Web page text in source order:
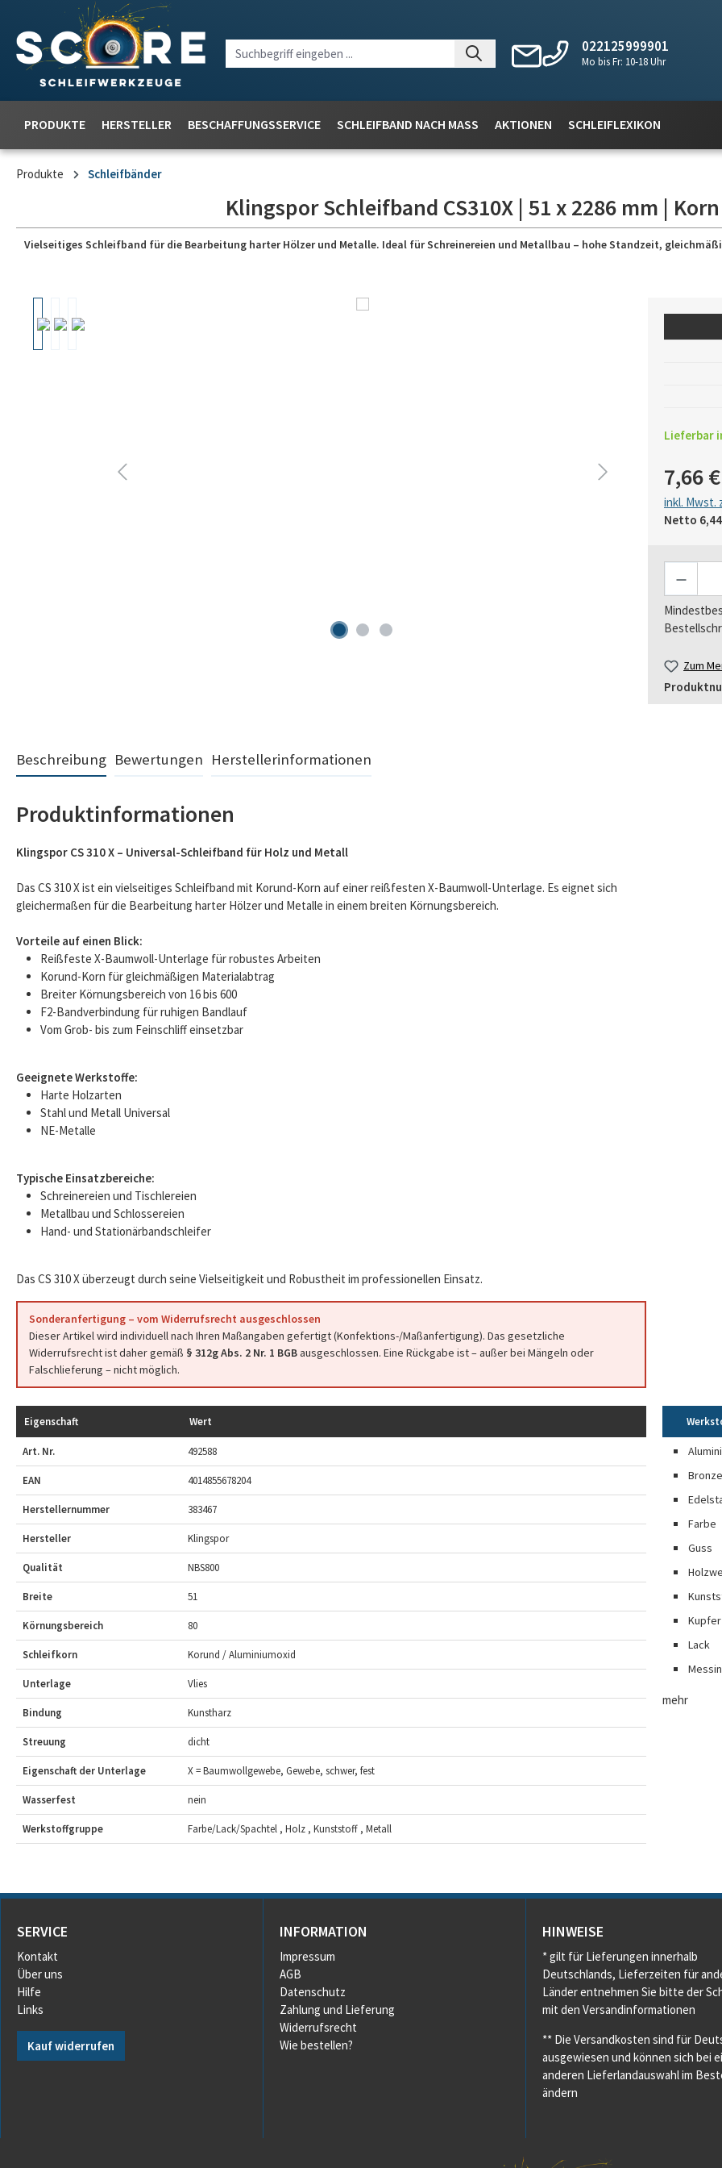
022125999901
Mo bis Fr: 10-18 Uhr
PRODUKTE HERSTELLER BESCHAFFUNGSSERVICE SCHLEIFBAND NACH MASS AKTIONEN SCHLEIFLEXIKON
Produkte Schleifbänder
Klingspor Schleifband CS310X | 51 x 2286 mm |
Vielseitiges Schleifband für die Bearbeitung harter Hölzer und Metalle. Ideal für Schreinereien und Metallbau – hohe Standzeit,
Lieferbar
7,66 €
inkl. Mwst.
Netto
Zum
Beschreibung Bewertungen Herstellerinformationen
Produktinformationen
Klingspor CS 310 X – Universal-Schleifband für Holz und Metall
Das CS 310 X ist ein vielseitiges Schleifband mit Korund-Korn auf einer reißfesten X-Baumwoll-Unterlage. Es eignet sich
gleichermaßen für die Bearbeitung harter Hölzer und Metalle in einem breiten Körnungsbereich.
Vorteile auf einen Blick:
Reißfeste X-Baumwoll-Unterlage für robustes Arbeiten
Korund-Korn für gleichmäßigen Materialabtrag
Breiter Körnungsbereich von 16 bis 600
F2-Bandverbindung für ruhigen Bandlauf
Vom Grob- bis zum Feinschliff einsetzbar
Geeignete Werkstoffe:
Harte Holzarten
Stahl und Metall Universal
NE-Metalle
Typische Einsatzbereiche:
Schreinereien und Tischlereien
Metallbau und Schlossereien
Hand- und Stationärbandschleifer
Das CS 310 X überzeugt durch seine Vielseitigkeit und Robustheit im professionellen Einsatz.
Sonderanfertigung – vom Widerrufsrecht ausgeschlossen
Dieser Artikel wird individuell nach Ihren Maßangaben gefertigt (Konfektions-/Maßanfertigung). Das gesetzliche
Widerrufsrecht ist daher gemäß § 312g Abs. 2 Nr. 1 BGBausgeschlossen. Eine Rückgabe ist – außer bei Mängeln oder
Falschlieferung – nicht möglich.
Eigenschaft Wert
Art. Nr. 492588
EAN 4014855678204
Herstellernummer 383467
Hersteller Klingspor
Qualität NBS800
Breite 51
Körnungsbereich 80
Schleifkorn Korund / Aluminiumoxid
Unterlage Vlies
Bindung Kunstharz
Streuung dicht
Eigenschaft der Unterlage X = Baumwollgewebe, Gewebe, schwer, fest
Wasserfest nein
Werkstoffgruppe Farbe/Lack/Spachtel , Holz , Kunststoff , Metall
Farbe
Guss
Kupfer
Lack
mehr
SERVICE
Kontakt
Über uns
Hilfe
Links
Kauf widerrufen
INFORMATION
Impressum
AGB
Datenschutz
Zahlung und Lieferung
Widerrufsrecht
Wie bestellen?
HINWEISE
* gilt für Lieferungen innerhalb
Deutschlands, Lieferzeiten für
Länder entnehmen Sie bitte der
mit den Versandinformationen
** Die Versandkosten sind für
ausgewiesen und können sich bei
anderen Lieferlandauswahl im
ändern